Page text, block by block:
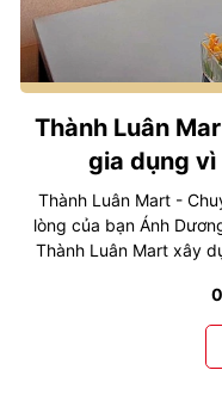
Thành Luân
gia dụng vì
Thành Luân Mart -
lòng của bạn Ánh
Thành Luân Mart xây